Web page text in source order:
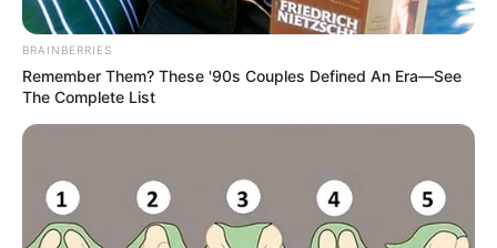
BRAINBERRIES
Remember Them? These '90s Couples Defined An Era—See
The Complete List